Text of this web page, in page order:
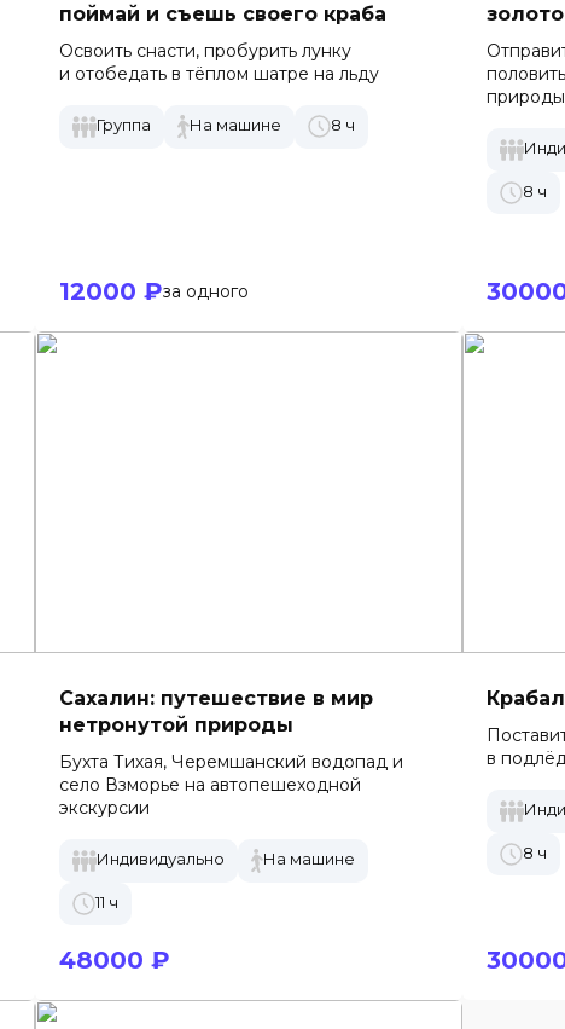
поймай и съешь своего краба
Освоить снасти, пробурить лунку
и отобедать в тёплом шатре на льду
Группа На машине 8 ч
12000 ₽за одного
природы
8 ч
Сахалин: путешествие в мир
нетронутой природы
Бухта Тихая, Черемшанский водопад и
село Взморье на автопешеходной
экскурсии
Индивидуально На машине
11 ч
48000 ₽
в
8 ч